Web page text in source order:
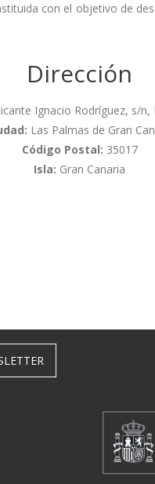
con el objetivo de
Dirección
Ignacio Rodríguez, s/n,
Las Palmas de Gran
Código Postal: 35017
Isla: Gran Canaria